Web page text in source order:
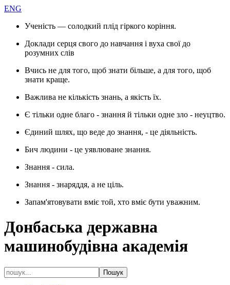
ENG
Ученість — солодкий плід гіркого коріння.
Доклади серця свого до навчання і вуха свої до
розумних слів
Вчись не для того, щоб знати більше, а для того, щоб
знати краще.
Важлива не кількість знань, а якість їх.
Є тільки одне благо - знання й тільки одне зло - неуцтво.
Єдиний шлях, що веде до знання, - це діяльність.
Бич людини - це уявлюване знання.
Знання - сила.
Знання - знаряддя, а не ціль.
Запам'ятовувати вміє той, хто вміє бути уважним.
Донбаська державна
машинобудівна академія